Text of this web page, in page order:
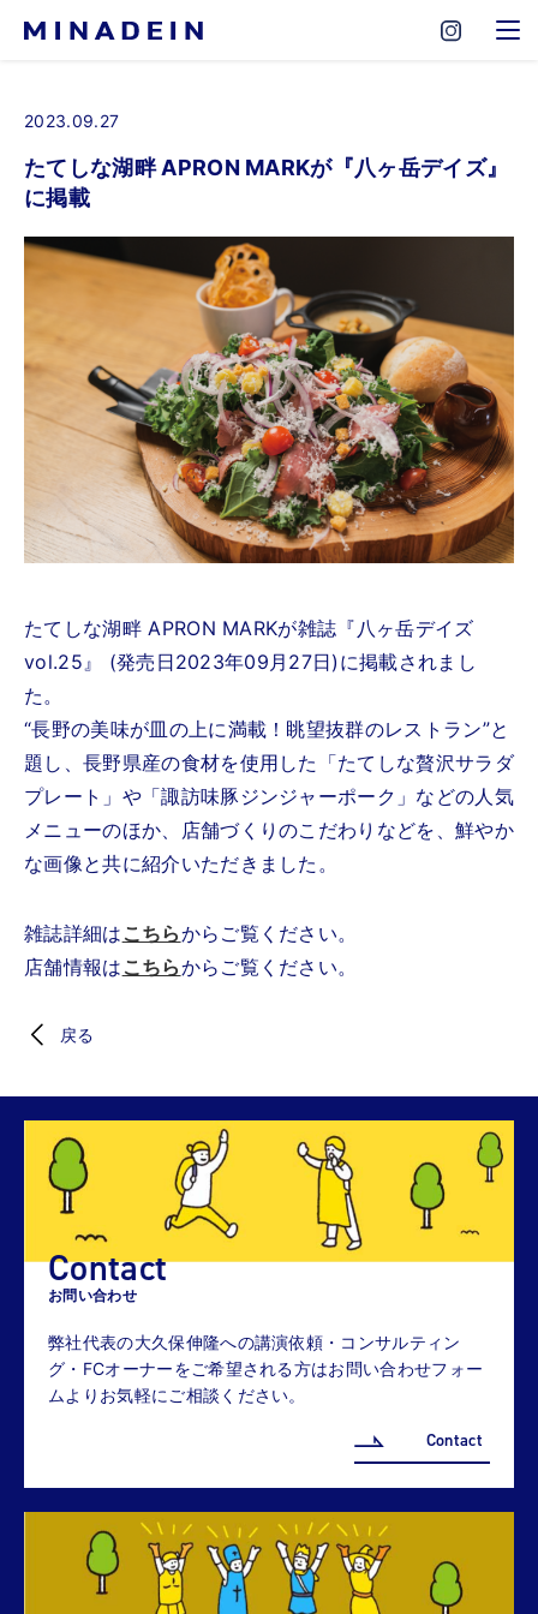
2023.09.27
たてしな湖畔 APRON MARKが『八ヶ岳デイズ』
に掲載
たてしな湖畔 APRON MARKが雑誌『八ヶ岳デイズ
vol.25』 (発売日2023年09月27日)に掲載されまし
た。
“長野の美味が皿の上に満載！眺望抜群のレストラン”と
題し、長野県産の食材を使用した「たてしな贅沢サラダ
プレート」や「諏訪味豚ジンジャーポーク」などの人気
メニューのほか、店舗づくりのこだわりなどを、鮮やか
な画像と共に紹介いただきました。
雑誌詳細は こちらからご覧ください。
店舗情報は こちらからご覧ください。
戻る
Contact
お問い合わせ
弊社代表の大久保伸隆への講演依頼・コンサルティン
グ・FCオーナーをご希望される方はお問い合わせフォー
ムよりお気軽にご相談ください。
Contact